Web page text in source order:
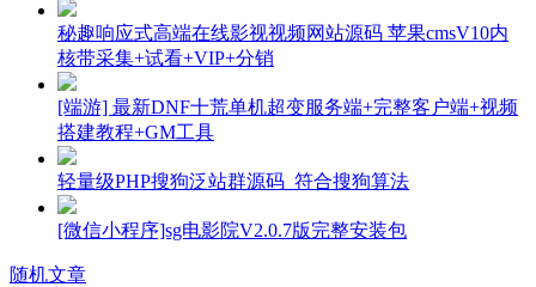
秘趣响应式高端在线影视视频网站源码 苹果cmsV10内
核带采集+试看+VIP+分销
[端游] 最新DNF十荒单机超变服务端+完整客户端+视频
搭建教程+GM工具
轻量级PHP搜狗泛站群源码_符合搜狗算法
[微信小程序]sg电影院V2.0.7版完整安装包
随机文章